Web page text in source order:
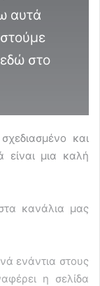
αυτά
στο
και
είναι μια καλή
κανάλια μας
ενάντια στους
η σελίδα